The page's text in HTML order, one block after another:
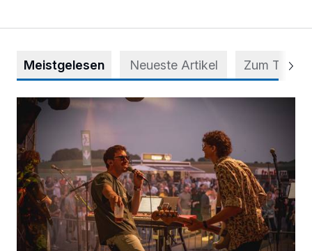
Meistgelesen Neueste Artikel Zum Thema
Mehr als nur ein Festival